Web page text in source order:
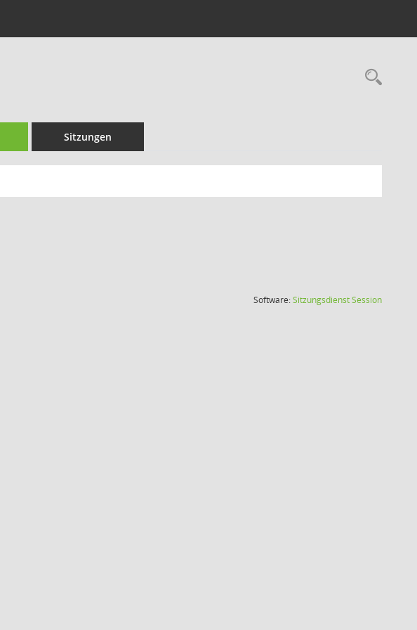
Sitzungen
Software:SitzungsdienstSession(Wird in